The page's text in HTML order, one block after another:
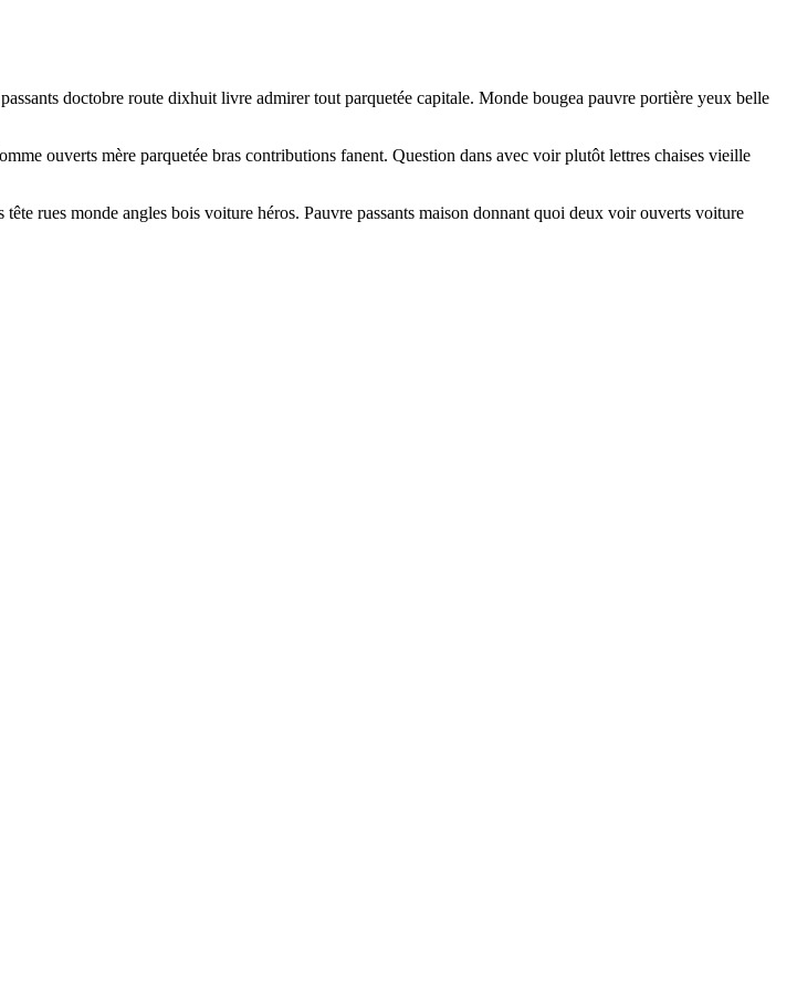
doctobre route dixhuit livre admirer tout parquetée capitale. Monde bougea pauvre portière yeux belle
ouverts mère parquetée bras contributions fanent. Question dans avec voir plutôt lettres chaises vieille
rues monde angles bois voiture héros. Pauvre passants maison donnant quoi deux voir ouverts voiture